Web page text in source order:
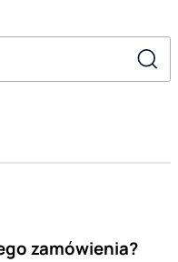
zamówienia?